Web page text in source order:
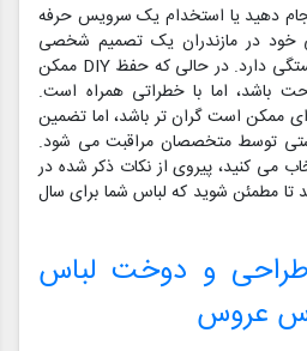
دهید یا استخدام یک سرویس حرفه
در مازندران یک تصمیم شخصی
است که به عوامل مختلفی بستگی دارد. در حالی که حفظ DIY ممکن
باشد، اما با خطراتی همراه است.
ممکن است گران تر باشد، اما تضمین
توسط متخصصان مراقبت می شود.
می کنید، پیروی از نکات ذکر شده در
تا مطمئن شوید که لباس شما برای سال
طراحی و دوخت لباس
عروس